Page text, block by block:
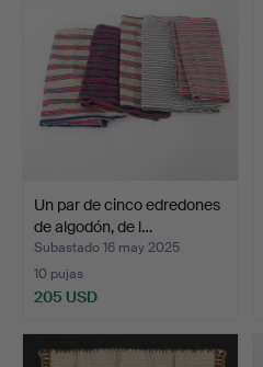
Un par de cinco edredones
de algodón, de l…
Subastado 16 may 2025
10 pujas
205 USD